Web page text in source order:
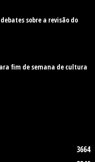
sobre a revisão do
fim de semana de cultura
3664